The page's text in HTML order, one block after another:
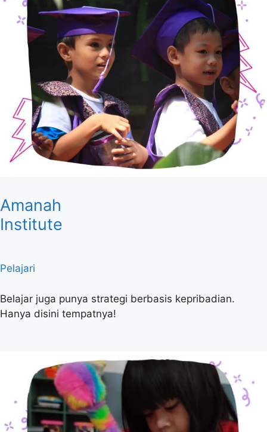
Amanah
Institute
Pelajari
Belajar juga punya strategi berbasis kepribadian.
Hanya disini tempatnya!